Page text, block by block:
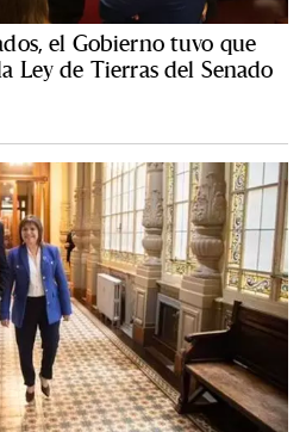
el Gobierno tuvo que
Ley de Tierras del Senado